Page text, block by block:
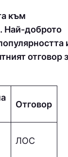
към
Най-доброто
отговор
Отговор
ЛОС